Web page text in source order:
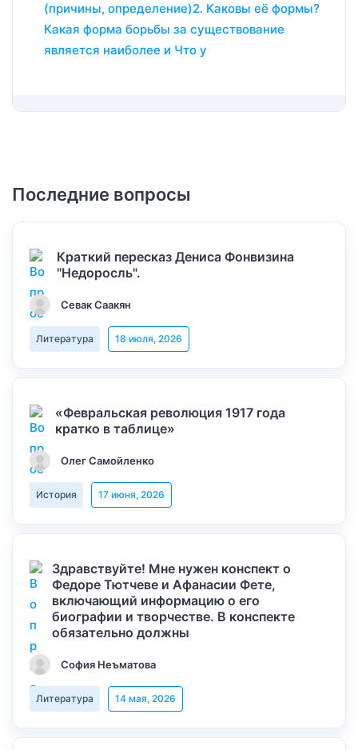
(причины, определение)2. Каковы её формы?
Какая форма борьбы за существование
является наиболее и Что у
Последние вопросы
Краткий пересказ Дениса Фонвизина
"Недоросль".
Севак Саакян
Литература 18 июля, 2026
«Февральская революция 1917 года
кратко в таблице»
Олег Самойленко
История 17 июня, 2026
Здравствуйте! Мне нужен конспект о
Федоре Тютчеве и Афанасии Фете,
включающий информацию о его
биографии и творчестве. В конспекте
обязательно должны
София Неъматова
Литература 14 мая, 2026